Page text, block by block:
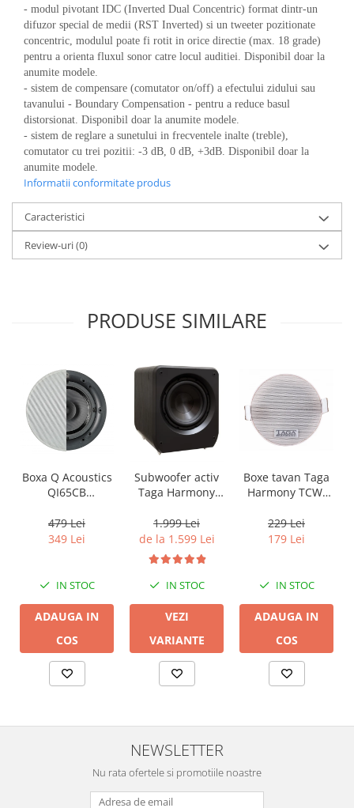
- modul pivotant IDC (Inverted Dual Concentric) format dintr-un
difuzor special de medii (RST Inverted) si un tweeter pozitionate
concentric, modulul poate fi rotit in orice directie (max. 18 grade)
pentru a orienta fluxul sonor catre locul auditiei. Disponibil doar la
anumite modele.
- sistem de compensare (comutator on/off) a efectului zidului sau
tavanului - Boundary Compensation - pentru a reduce basul
distorsionat. Disponibil doar la anumite modele.
- sistem de reglare a sunetului in frecventele inalte (treble),
comutator cu trei pozitii: -3 dB, 0 dB, +3dB. Disponibil doar la
anumite modele.
Informatii conformitate produs
Caracteristici
Review-uri(0)
PRODUSE SIMILARE
Boxa Q Acoustics
QI65CB
Ceiling (1 buc)
479 Lei
349 Lei
IN STOC
ADAUGA IN
COS
Subwoofer activ
Taga Harmony
v3
1.999 Lei
de la 1.599 Lei
IN STOC
VEZI
VARIANTE
Boxe tavan Taga
Harmony TCW-
229 Lei
179 Lei
IN STOC
ADAUGA IN
COS
NEWSLETTER
Nu rata ofertele si promotiile noastre